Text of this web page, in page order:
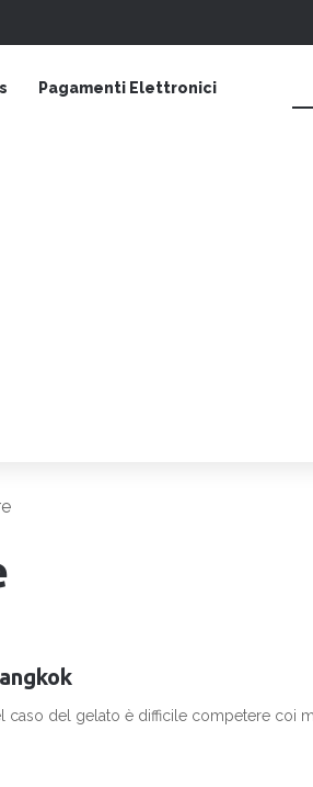
Pagamenti Elettronici
caso del gelato è difficile competere coi